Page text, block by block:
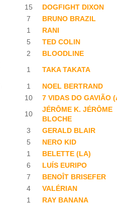
15
DOGFIGHT DIXON
7
BRUNO BRAZIL
1
RANI
5
TED COLIN
2
BLOODLINE
1 TAKA TAKATA
1
NOEL BERTRAND
10
7 VIDAS DO GAVIÃO
10
JÉRÔME K. JÉRÔME
BLOCHE
3
GERALD BLAIR
5
NERO KID
1
BELETTE (LA)
6
LUÍS EURIPO
7
BENOÎT BRISEFER
4
VALÉRIAN
1
RAY BANANA